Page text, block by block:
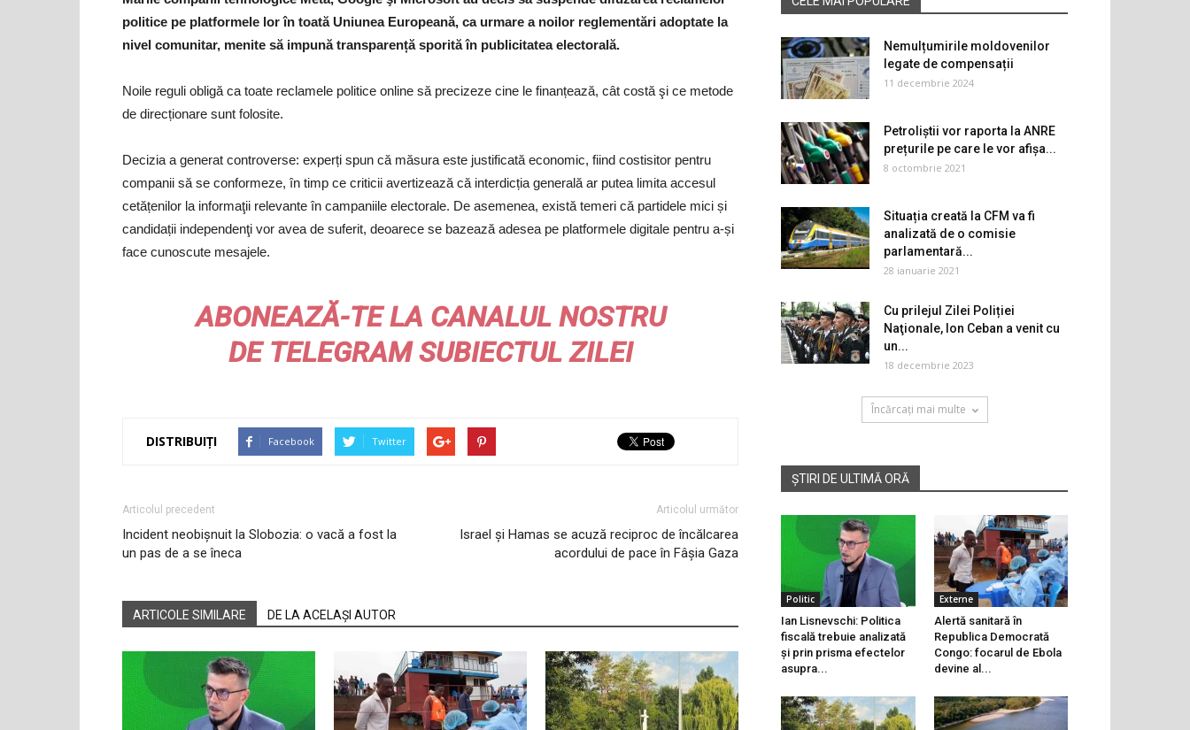
politice pe platformele lor în toată Uniunea Europeană, ca urmare a noilor reglementări adoptate la
nivel comunitar, menite să impună transparență sporită în publicitatea electorală.
Noile reguli obligă ca toate reclamele politice online să precizeze cine le finanțează, cât costă şi ce metode
de direcționare sunt folosite.
Decizia a generat controverse: experți spun că măsura este justificată economic, fiind costisitor pentru
companii să se conformeze, în timp ce criticii avertizează că interdicția generală ar putea limita accesul
cetățenilor la informaţii relevante în campaniile electorale. De asemenea, există temeri că partidele mici și
candidații independenţi vor avea de suferit, deoarece se bazează adesea pe platformele digitale pentru a-și
face cunoscute mesajele.
ABONEAZĂ-TE LA CANALUL NOSTRU
DETELEGRAMSUBIECTUL ZILEI
DISTRIBUIȚI Facebook Twitter
Articolul precedent
Incident neobișnuit la Slobozia: o vacă a fost la
un pas de a se îneca
Articolul următor
Israel și Hamas se acuză reciproc de încălcarea
acordului de pace în Fâșia Gaza
ARTICOLE SIMILARE DE LA ACELAȘI AUTOR
Nemulțumirile moldovenilor
legate de compensații
11 decembrie 2024
Petroliștii vor raporta la ANRE
prețurile pe care le vor afișa...
8 octombrie 2021
Situația creată la CFM va fi
analizată de o comisie
parlamentară...
28 ianuarie 2021
Cu prilejul Zilei Poliției
Naţionale, Ion Ceban a venit cu
un...
18 decembrie 2023
Încărcați mai multe
ȘTIRI DE ULTIMĂ ORĂ
Politic
Ian Lisnevschi: Politica
fiscală trebuie analizată
și prin prisma efectelor
asupra...
Externe
Alertă sanitară în
Republica Democrată
Congo: focarul de Ebola
devine al...